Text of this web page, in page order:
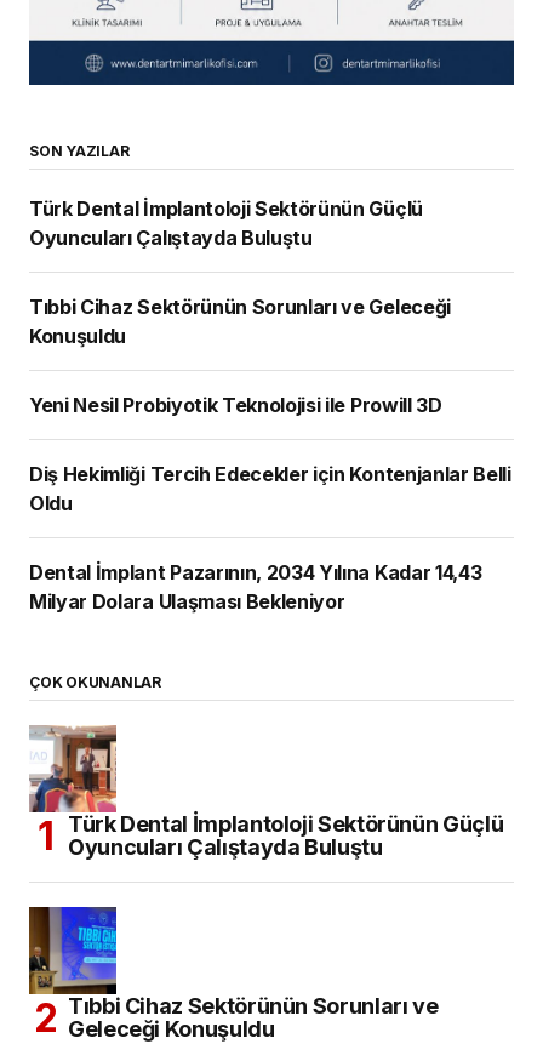
SON YAZILAR
Türk Dental İmplantoloji Sektörünün Güçlü
Oyuncuları Çalıştayda Buluştu
Tıbbi Cihaz Sektörünün Sorunları ve Geleceği
Konuşuldu
Yeni Nesil Probiyotik Teknolojisi ile Prowill 3D
Diş Hekimliği Tercih Edecekler için Kontenjanlar Belli
Oldu
Dental İmplant Pazarının, 2034 Yılına Kadar 14,43
Milyar Dolara Ulaşması Bekleniyor
ÇOK OKUNANLAR
Türk Dental İmplantoloji Sektörünün Güçlü
Oyuncuları Çalıştayda Buluştu
Tıbbi Cihaz Sektörünün Sorunları ve
Geleceği Konuşuldu